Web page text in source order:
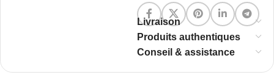
Livraison
Produits authentiques
Conseil & assistance